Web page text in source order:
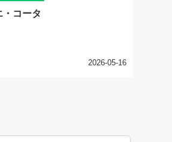
・コータ
2026-05-16